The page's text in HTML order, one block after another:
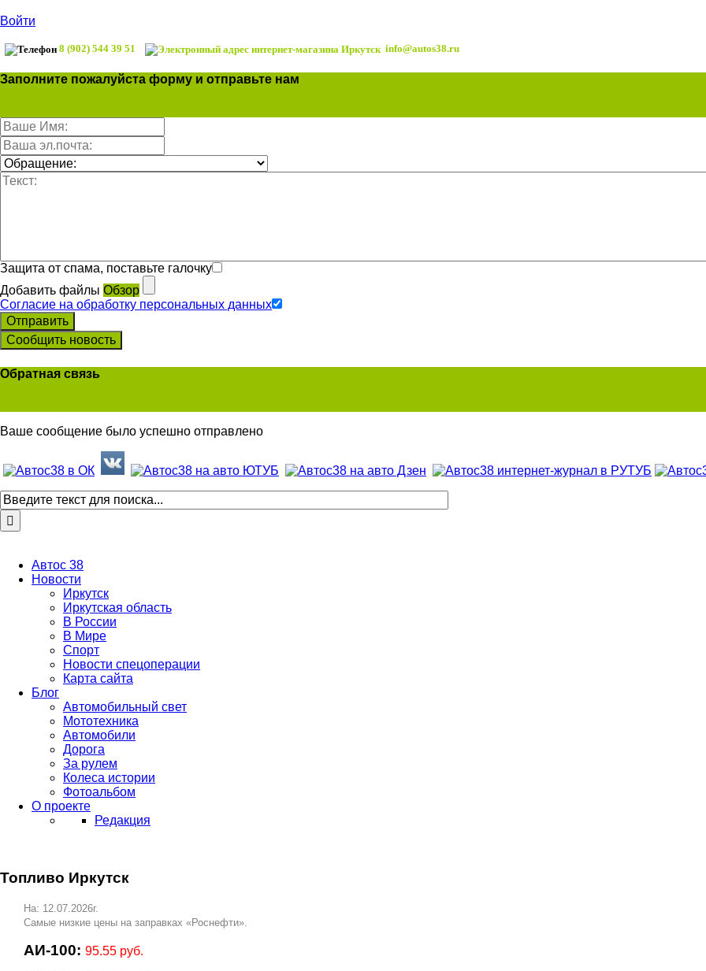
Войти
8 (902) 544 39 51 info@autos38.ru
Заполните пожалуйста форму и отправьте нам
Защита от спама, поставьте галочку
Добавить файлы Обзор
Согласие на обработку персональных данных
Отправить
Сообщить новость
Обратная связь
Ваше сообщение было успешно отправлено
Автос 38
Новости
Иркутск
Иркутская область
В России
В Мире
Спорт
Новости спецоперации
Карта сайта
Блог
Автомобильный свет
Мототехника
Автомобили
Дорога
За рулем
Колеса истории
Фотоальбом
О проекте
Редакция
Топливо Иркутск
На: 12.07.2026г.
Самые низкие цены на заправках «Роснефти».
АИ-100: 95.55 руб.